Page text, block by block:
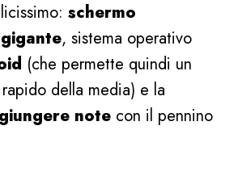
schermo
, sistema operativo
(che permette quindi un
della media) e la
note con il pennino